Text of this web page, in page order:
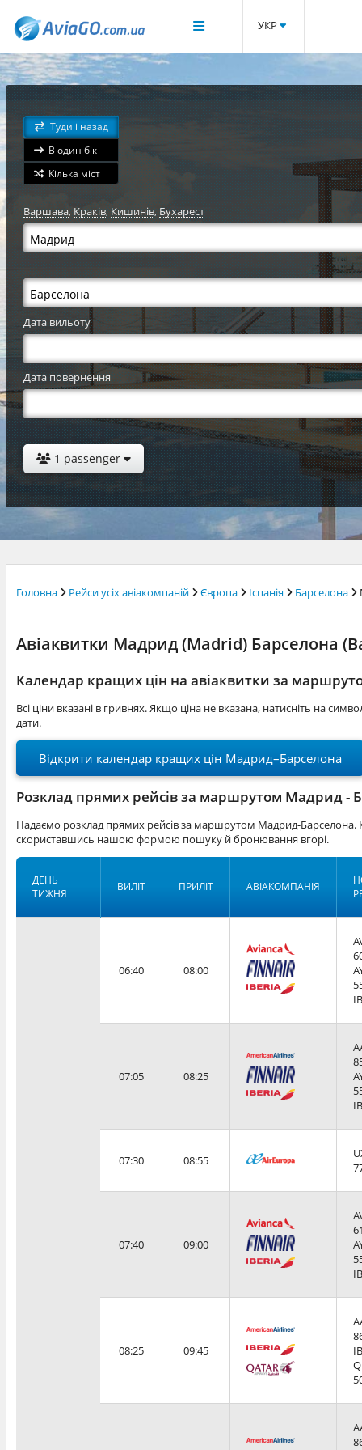
УКР
Туди і назад
В один бік
Кілька міст
Варшава,Краків,Кишинів,Бухарест
Дата вильоту
Дата повернення
1 passenger
Головна Рейси усіх авіакомпаній Європа Іспанія Барселона
Авіаквитки Мадрид (Madrid) Барселона
Календар кращих цін на авіаквитки за
Всі ціни вказані в гривнях. Якщо ціна не вказана, натисніть на
дати.
Відкрити календар кращих цін Мадрид–Барселона
Розклад прямих рейсів за маршрутом Мадрид -
Надаємо розклад прямих рейсів за маршрутом Мадрид-Барселона.
скориставшись нашою формою пошуку й бронювання вгорі.
ДЕНЬ
ТИЖНЯ
ВИЛІТ ПРИЛІТ АВІАКОМПАНІЯ
06:40 08:00
07:05 08:25
07:30 08:55
07:40 09:00
08:25 09:45